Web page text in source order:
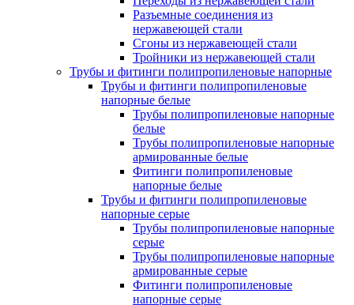
Разъемные соединения из
нержавеющей стали
Сгоны из нержавеющей стали
Тройники из нержавеющей стали
Трубы и фитинги полипропиленовые напорные
Трубы и фитинги полипропиленовые
напорные белые
Трубы полипропиленовые напорные
белые
Трубы полипропиленовые напорные
армированные белые
Фитинги полипропиленовые
напорные белые
Трубы и фитинги полипропиленовые
напорные серые
Трубы полипропиленовые напорные
серые
Трубы полипропиленовые напорные
армированные серые
Фитинги полипропиленовые
напорные серые